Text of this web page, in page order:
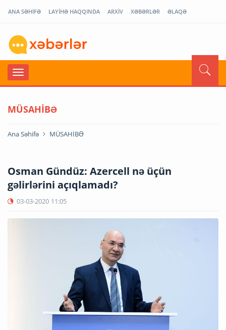
ANA SƏHİFƏ LAYİHƏ HAQQINDA ARXİV XƏBƏRLƏR ƏLAQƏ
MÜSAHİBƏ
Ana Səhifə MÜSAHİBƏ
Osman Gündüz: Azercell nə üçün
gəlirlərini açıqlamadı?
03-03-2020 11:05